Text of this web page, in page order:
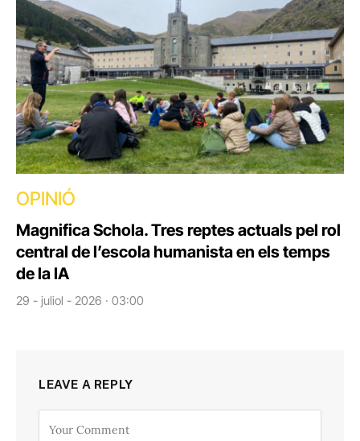
OPINIÓ
Magnifica Schola. Tres reptes actuals pel rol
central de l’escola humanista en els temps
de la IA
29 - juliol - 2026 · 03:00
LEAVE A REPLY